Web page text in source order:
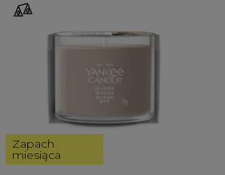
Zapach
miesiąca